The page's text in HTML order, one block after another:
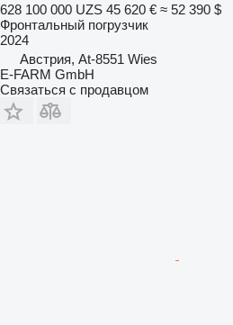
628 100 000 UZS 45 620 € ≈ 52 390 $
Фронтальный погрузчик
2024
Австрия, At-8551 Wies
E-FARM GmbH
Связаться с продавцом